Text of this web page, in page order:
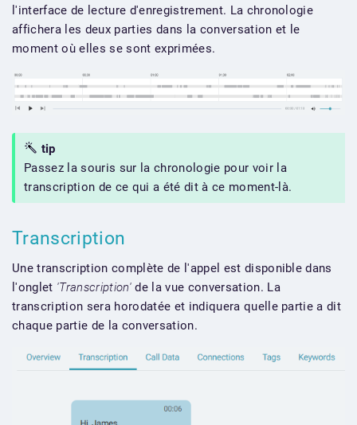
l'interface de lecture d'enregistrement. La chronologie
affichera les deux parties dans la conversation et le
moment où elles se sont exprimées.
tip
Passez la souris sur la chronologie pour voir la
transcription de ce qui a été dit à ce moment-là.
Transcription
Une transcription complète de l'appel est disponible dans
l'onglet 'Transcription'de la vue conversation. La
transcription sera horodatée et indiquera quelle partie a dit
chaque partie de la conversation.